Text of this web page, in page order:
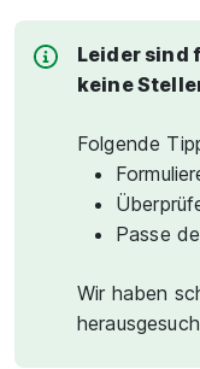
Leider sind
keine
Folgende
Passe
Wir haben